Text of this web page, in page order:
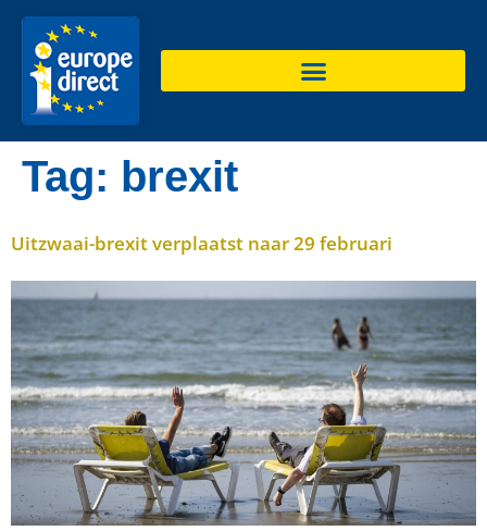
de
inhoud
Tag: brexit
Uitzwaai-brexit verplaatst naar 29 februari